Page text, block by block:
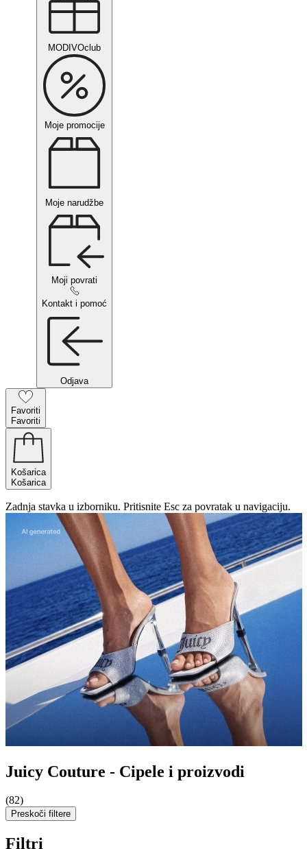
MODIVOclub
Moje promocije
Moje narudžbe
Moji povrati
Kontakt i pomoć
Odjava
Favoriti
Favoriti
Košarica
Košarica
Zadnja stavka u izborniku. Pritisnite Esc za povratak u navigaciju.
Juicy Couture - Cipele i proizvodi
(82)
Preskoči filtere
Filtri